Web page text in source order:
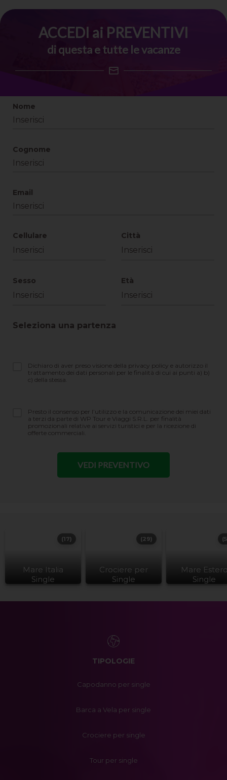
Un’esperienza che combina musica, natura e spirito di
ACCEDI ai PREVENTIVI
di questa e tutte le vacanze
Nome
Cognome
Email
Cellulare Città
Sesso Età
Seleziona una partenza
Dichiaro di aver preso visione della privacy policy e autorizzo il
trattamento dei dati personali per le finalità di cui ai punti a) b)
c) della stessa.
Presto il consenso per l’utilizzo e la comunicazione dei miei dati
a terzi da parte di WP Tour e Viaggi S.R.L. per finalità
promozionali relative ai servizi turistici e per la ricezione di
offerte commerciali.
Mare Italia
Single
(17)
Crociere per
Single
(29)
Mare
Single
TIPOLOGIE
Capodanno per single
Barca a Vela per single
Crociere per single
Tour per single